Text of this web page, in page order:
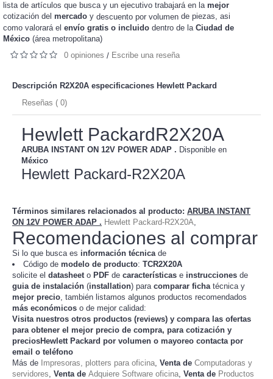
lista de artículos que busca y un ejecutivo trabajará en la mejor
cotización del mercado y descuento por volumen de piezas, asi
como valorará el envío gratis o incluido dentro de la Ciudad de
México (área metropolitana)
0 opiniones / Escribe una reseña
Descripción R2X20A especificaciones Hewlett Packard
Reseñas ( 0)
Hewlett PackardR2X20A
ARUBA INSTANT ON 12V POWER ADAP . Disponible en
México
Hewlett Packard-R2X20A
Términos similares relacionados al producto: ARUBA INSTANT
ON 12V POWER ADAP . Hewlett Packard-R2X20A
Recomendaciones al comprar
Si lo que busca es información técnica de
Código de modelo de producto: TCR2X20A
solicite el datasheet o PDF de características e instrucciones de
guia de instalación (installation) para comparar ficha técnica y
mejor precio , también listamos algunos productos recomendados
más económicos o de mejor calidad:
Visita nuestros otros productos (reviews) y compara las ofertas
para obtener el mejor precio de compra, para cotización y
preciosHewlett Packard por volumen o mayoreo contacta por
email o teléfono
Más de Impresoras, plotters para oficina Venta de Computadoras y
servidores Venta de Adquiere Software oficina Venta de Productos